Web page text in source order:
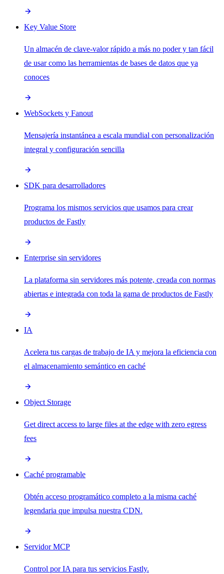
Key Value Store
Un almacén de clave-valor rápido a más no poder y tan fácil
de usar como las herramientas de bases de datos que ya
conoces
WebSockets y Fanout
Mensajería instantánea a escala mundial con personalización
integral y configuración sencilla
SDK para desarrolladores
Programa los mismos servicios que usamos para crear
productos de Fastly
Enterprise sin servidores
La plataforma sin servidores más potente, creada con normas
abiertas e integrada con toda la gama de productos de Fastly
IA
Acelera tus cargas de trabajo de IA y mejora la eficiencia con
el almacenamiento semántico en caché
Object Storage
Get direct access to large files at the edge with zero egress
fees
Caché programable
Obtén acceso programático completo a la misma caché
legendaria que impulsa nuestra CDN.
Servidor MCP
Control por IA para tus servicios Fastly.